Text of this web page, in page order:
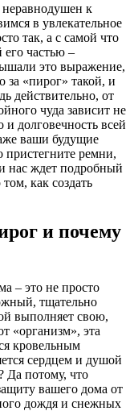
неравнодушен к
в увлекательное
так, а с самой что
его частью –
это выражение,
за «пирог» такой, и
действительно, от
чуда зависит не
и долговечность всей
ваши будущие
пристегните ремни,
нас ждет подробный
как создать
и почему
– это не просто
тщательно
выполняет свою,
«организм», эта
кровельным
сердцем и душой
потому, что
вашего дома от
дождя и снежных